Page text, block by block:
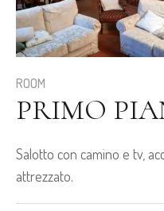
ROOM
PRIMO
Salotto con camino e tv,
attrezzato.